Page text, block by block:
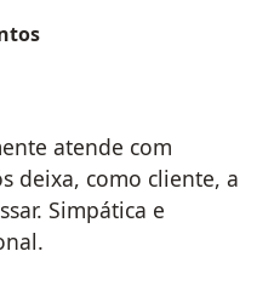
atende com
deixa, como cliente, a
Simpática e